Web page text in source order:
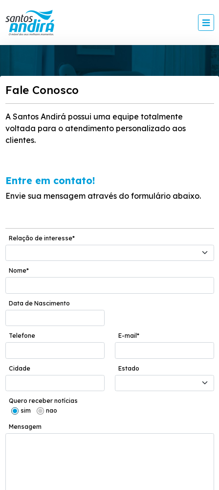
Fale Conosco
A Santos Andirá possui uma equipe totalmente
voltada para o atendimento personalizado aos
clientes.
Entre em contato!
Envie sua mensagem através do formulário abaixo.
Relação de interesse*
Nome*
Data de Nascimento
Telefone E-mail*
Cidade Estado
Quero receber notícias
sim
nao
Mensagem